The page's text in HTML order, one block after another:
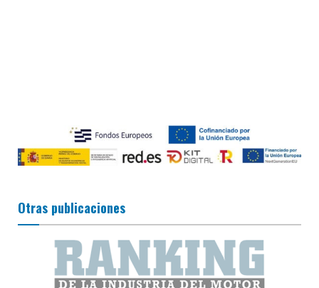
Otras publicaciones